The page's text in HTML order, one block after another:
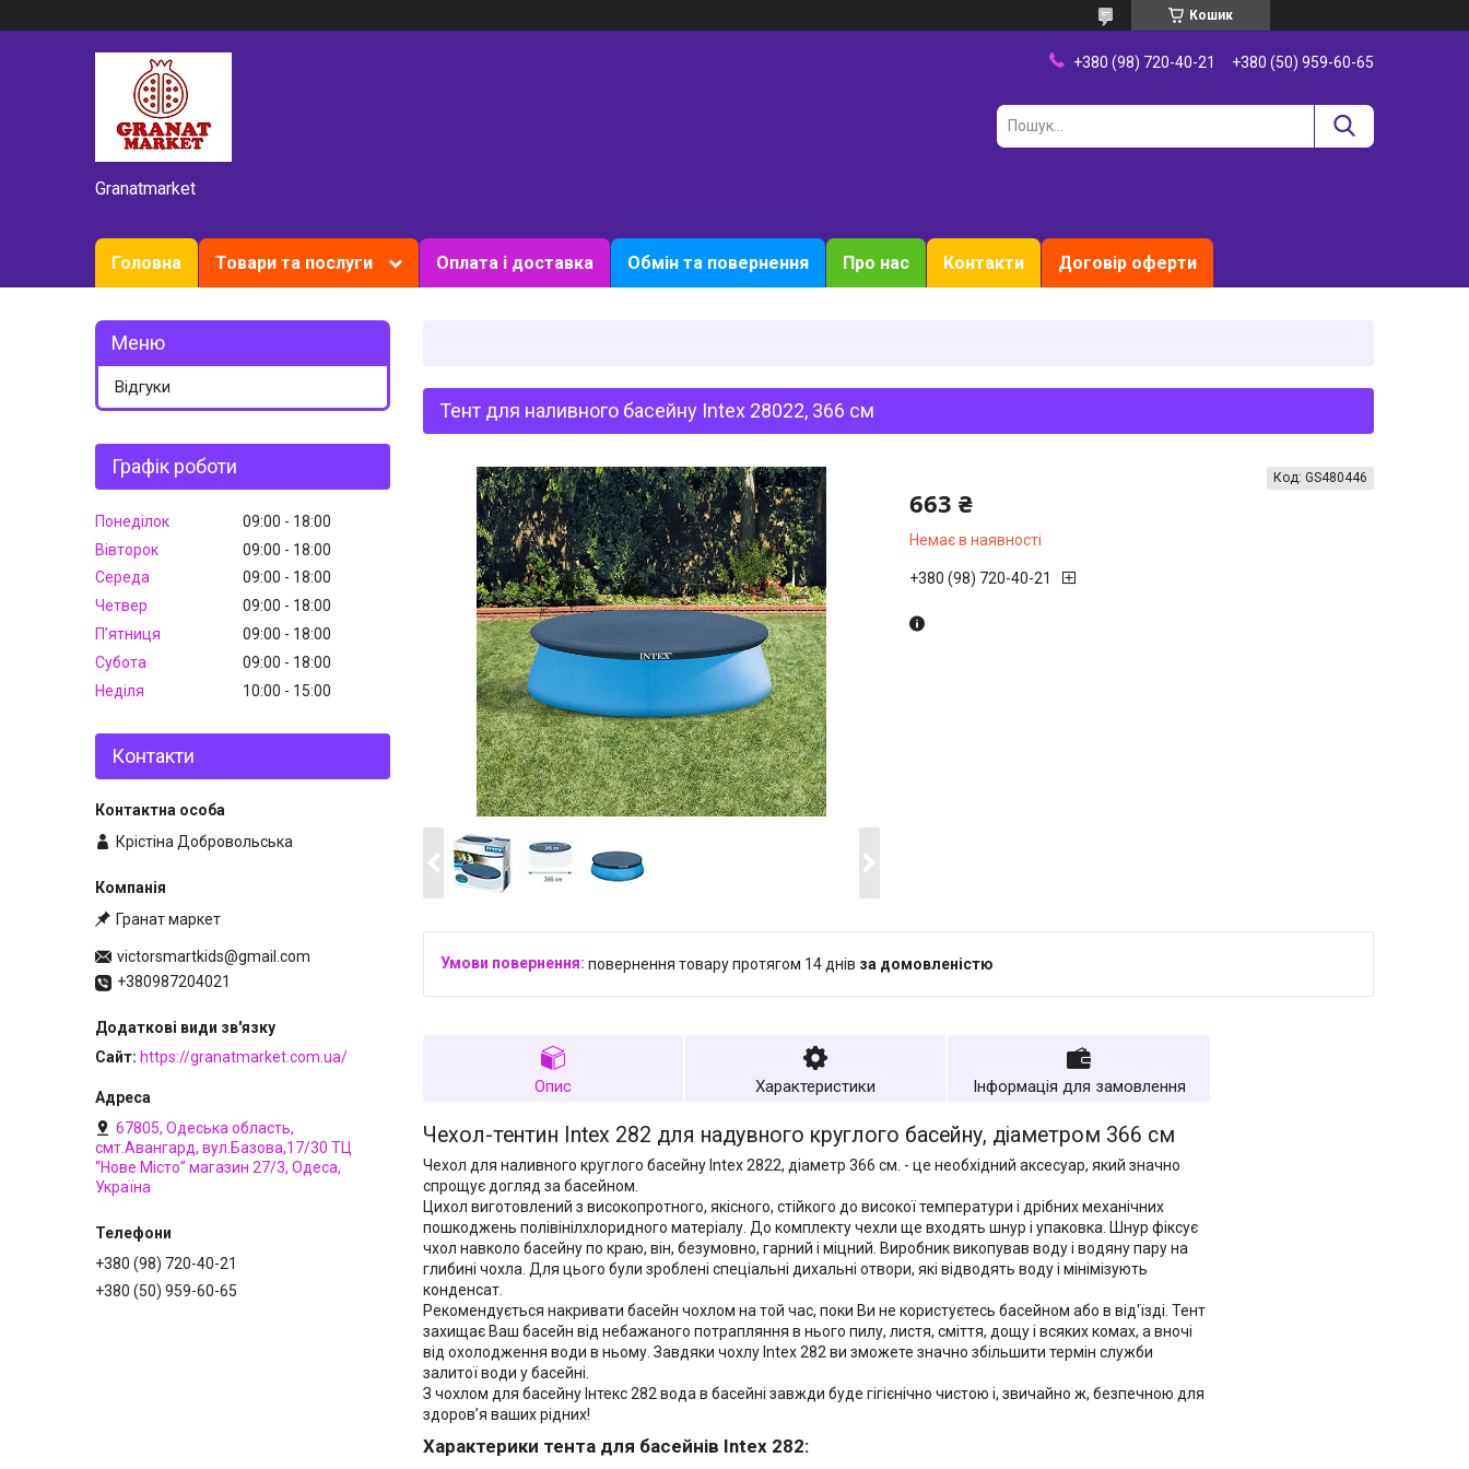
Кошик
Granatmarket
+380 (98) 720-40-21 +380 (50) 959-60-65
Головна Товари та послуги Оплата і доставка Обмін та повернення Про нас Контакти Договір оферти
Тент для наливного басейну Intex 28022, 366 см
663 ₴
Немає в наявності
Код: GS480446
+380 (98) 720-40-21
повернення товару протягом 14 днів за домовленістю
Опис Характеристики Інформація для замовлення
Чехол-тентин Intex 282 для надувного круглого басейну, діаметром 366 см
Чехол для наливного круглого басейну Intex 2822, діаметр 366 см. - це необхідний аксесуар, який значно
спрощує догляд за басейном.
Цихол виготовлений з високопротного, якісного, стійкого до високої температури і дрібних механічних
пошкоджень полівінілхлоридного матеріалу. До комплекту чехли ще входять шнур і упаковка. Шнур фіксує
чхол навколо басейну по краю, він, безумовно, гарний і міцний. Виробник викопував воду і водяну пару на
глибині чохла. Для цього були зроблені спеціальні дихальні отвори, які відводять воду і мінімізують
конденсат.
Рекомендується накривати басейн чохлом на той час, поки Ви не користуєтесь басейном або в від'їзді. Тент
захищає Ваш басейн від небажаного потрапляння в нього пилу, листя, сміття, дощу і всяких комах, а вночі
від охолодження води в ньому. Завдяки чохлу Intex 282 ви зможете значно збільшити термін служби
залитої води у басейні.
З чохлом для басейну Інтекс 282 вода в басейні завжди буде гігієнічно чистою і, звичайно ж, безпечною для
здоров’я ваших рідних!
Характерики тента для басейнів Intex 282:
Відгуки
Графік роботи
Понеділок 09:00
18:00
Вівторок
09:00
18:00
Середа
09:00
18:00
Четвер
09:00
18:00
Пʼятниця
09:00
18:00
Субота
09:00
18:00
Неділя
10:00 15:00
Контакти
Крістіна Добровольська
Гранат маркет
victorsmartkids@gmail.com
+380987204021
Сайт https://granatmarket.com.ua/
67805, Одеська область,
смт.Авангард, вул.Базова,17/30 ТЦ
“Нове Місто” магазин 27/3, Одеса,
Україна
+380 (98) 720-40-21
+380 (50) 959-60-65